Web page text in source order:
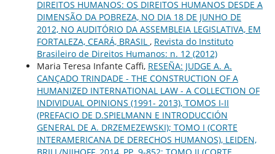
DIREITOS HUMANOS: OS DIREITOS HUMANOS DESDE A
DIMENSÃO DA POBREZA, NO DIA 18 DE JUNHO DE
2012, NO AUDITÓRIO DA ASSEMBLEIA LEGISLATIVA, EM
FORTALEZA, CEARÁ, BRASIL , Revista do Instituto
Brasileiro de Direitos Humanos: n. 12 (2012)
Maria Teresa Infante Caffi, RESEÑA: JUDGE A. A.
CANÇADO TRINDADE - THE CONSTRUCTION OF A
HUMANIZED INTERNATIONAL LAW - A COLLECTION OF
INDIVIDUAL OPINIONS (1991- 2013), TOMOS I-II
(PREFACIO DE D.SPIELMANN E INTRODUCCIÓN
GENERAL DE A. DRZEMEZEWSKI); TOMO I (CORTE
INTERAMERICANA DE DERECHOS HUMANOS), LEIDEN,
BRILL/NIJHOFF, 2014, PP. 9-852; TOMO II (CORTE